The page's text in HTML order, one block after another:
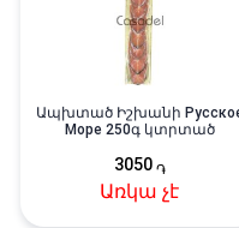
Ապխտած Իշխանի
Море 250գ կտրտած
3050 ֏
Առկա չէ